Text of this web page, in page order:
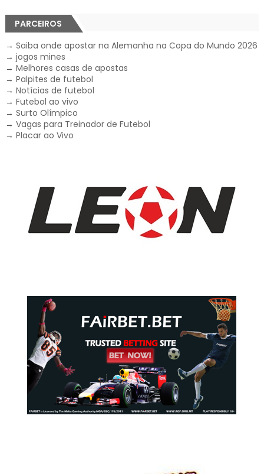
PARCEIROS
→ Saiba onde apostar na Alemanha na Copa do Mundo 2026
→ jogos mines
→ Melhores casas de apostas
→ Palpites de futebol
→ Notícias de futebol
→ Futebol ao vivo
→ Surto Olímpico
→ Vagas para Treinador de Futebol
→ Placar ao Vivo